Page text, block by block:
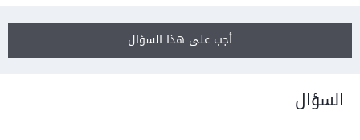
أجب على هذا السؤال
السؤال